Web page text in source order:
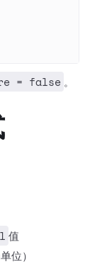
= false 。
值
位）